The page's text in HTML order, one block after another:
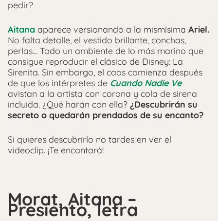
pedir?
Aitana aparece versionando a la mismísima Ariel.
No falta detalle, el vestido brillante, conchas,
perlas… Todo un ambiente de lo más marino que
consigue reproducir el clásico de Disney: La
Sirenita. Sin embargo, el caos comienza después
de que los intérpretes de Cuando Nadie Ve
avistan a la artista con corona y cola de sirena
incluida. ¿Qué harán con ella? ¿Descubrirán su
secreto o quedarán prendados de su encanto?
Si quieres descubrirlo no tardes en ver el
videoclip. ¡Te encantará!
Morat, Aitana –
Presiento, letra